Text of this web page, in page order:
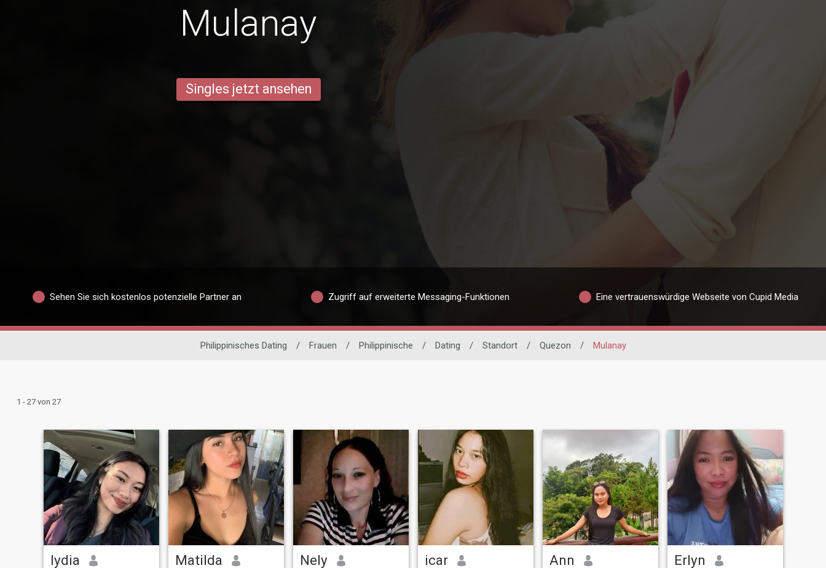
Mulanay
Singles jetzt ansehen
Sehen Sie sich kostenlos potenzielle Partner an Zugriff auf erweiterte Messaging-Funktionen Eine vertrauenswürdige Webseite von Cupid Media
Philippinisches Dating / Frauen / Philippinische / Dating / Standort / Quezon / Mulanay
1 - 27 von 27
lydia Matilda Nely icar Ann Erlyn